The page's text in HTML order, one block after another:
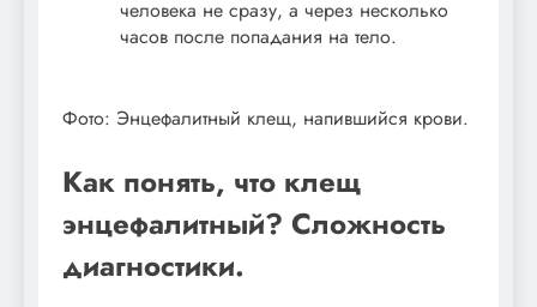
человека не сразу, а через несколько
часов после попадания на тело.
Фото: Энцефалитный клещ, напившийся крови.
Как понять, что клещ
энцефалитный? Сложность
диагностики.